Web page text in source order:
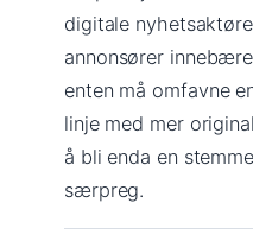
digitale
annonsører
enten må omfavne
linje med mer
å bli enda en
særpreg.